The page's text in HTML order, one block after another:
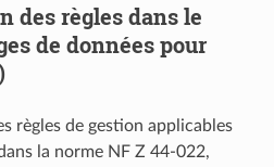
des règles dans le
de données pour
règles de gestion applicables
la norme NF Z 44‑022,